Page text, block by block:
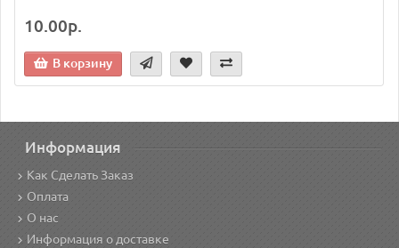
10.00р.
В корзину
Информация
Как Сделать Заказ
Оплата
О нас
Информация о доставке